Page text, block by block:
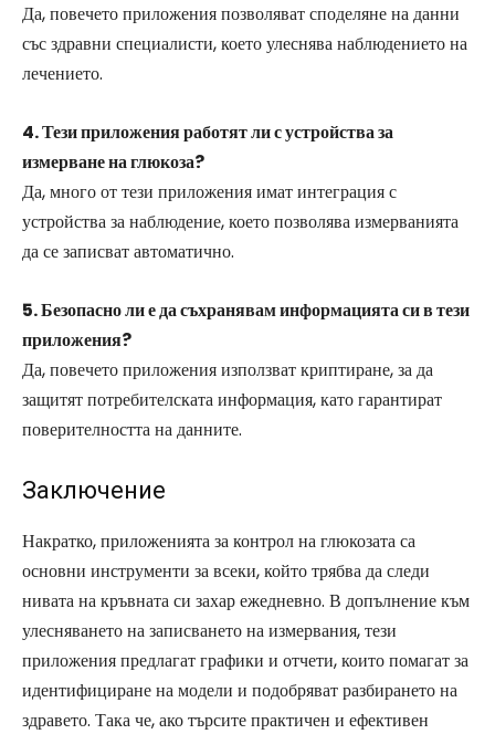
Да, повечето приложения позволяват споделяне на данни
със здравни специалисти, което улеснява наблюдението на
лечението.
4. Тези приложения работят ли с устройства за
измерване на глюкоза?
Да, много от тези приложения имат интеграция с
устройства за наблюдение, което позволява измерванията
да се записват автоматично.
5. Безопасно ли е да съхранявам информацията си в тези
приложения?
Да, повечето приложения използват криптиране, за да
защитят потребителската информация, като гарантират
поверителността на данните.
Заключение
Накратко, приложенията за контрол на глюкозата са
основни инструменти за всеки, който трябва да следи
нивата на кръвната си захар ежедневно. В допълнение към
улесняването на записването на измервания, тези
приложения предлагат графики и отчети, които помагат за
идентифициране на модели и подобряват разбирането на
здравето. Така че, ако търсите практичен и ефективен